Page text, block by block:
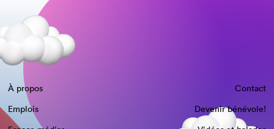
À propos
Contact
Emplois
Devenir bénévole!